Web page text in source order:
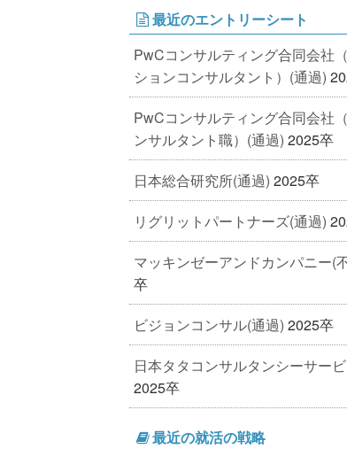
最近のエントリーシート
PwCコンサルティング合同会社
ションコンサルタント）(通過)
PwCコンサルティング合同会社
ンサルタント職）(通過) 2025卒
日本総合研究所(通過) 2025卒
リグリットパートナーズ(通過)
マッキンゼーアンドカンパニー(
卒
ビジョンコンサル(通過) 2025卒
日本タタコンサルタンシーサー
2025卒
最近の就活の戦略